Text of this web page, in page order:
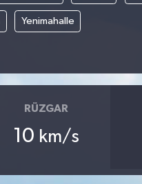
Yenimahalle
RÜZGAR
10 km/s